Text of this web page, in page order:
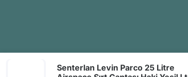
Senterlan Levin Parco 25 Litre